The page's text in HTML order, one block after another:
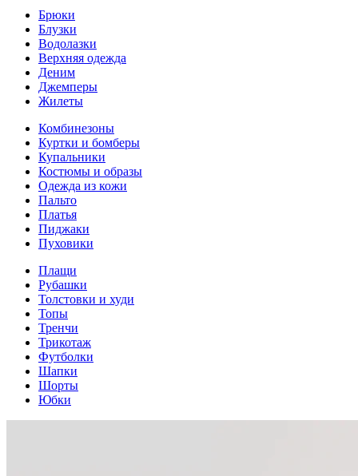
Брюки
Блузки
Водолазки
Верхняя одежда
Деним
Джемперы
Жилеты
Комбинезоны
Куртки и бомберы
Купальники
Костюмы и образы
Одежда из кожи
Пальто
Платья
Пиджаки
Пуховики
Плащи
Рубашки
Толстовки и худи
Топы
Тренчи
Трикотаж
Футболки
Шапки
Шорты
Юбки